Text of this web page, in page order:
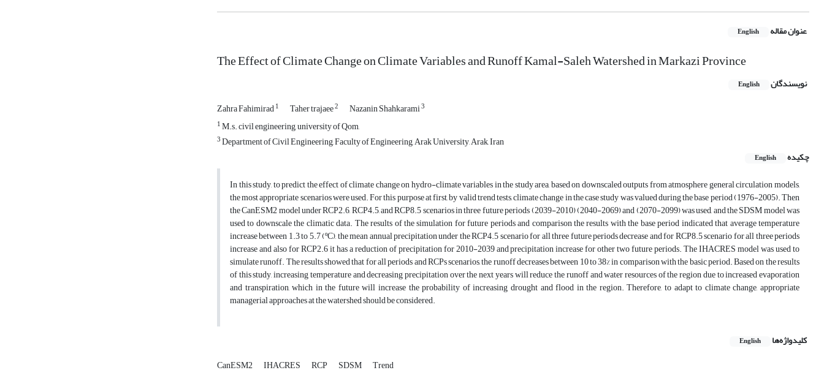
عنوان مقاله English
The Effect of Climate Change on Climate Variables and Runoff Kamal-Saleh Watershed in Markazi Province
نویسندگان English
Zahra Fahimirad1 Taher trajaee2 Nazanin Shahkarami3
1M.s. civil engineering, university of Qom,
3Department of Civil Engineering, Faculty of Engineering, Arak University, Arak, Iran
چکیده
English
In this study, to predict the effect of climate change on hydro-climate variables in the study area, based on downscaled outputs from atmosphere general circulation models,
the most appropriate scenarios were used. For this purpose at first, by valid trend tests, climate change in the case study was valued during the base period (1976-2005). Then
the CanESM2 model under RCP2.6, RCP4.5, and RCP8.5 scenarios in three future periods (2039-2010) (2040-2069) and (2070-2099) was used, and the SDSM model was
used to downscale the climatic data. The results of the simulation for future periods and comparison the results with the base period indicated that average temperature
increase between 1.3 to 5.7 (ºC), the mean annual precipitation under the RCP4.5 scenario for all three future periods decrease and for RCP8.5 scenario for all three periods
increase and also for RCP2.6 it has a reduction of precipitation for 2010-2039 and precipitation increase for other two future periods. The IHACRES model was used to
simulate runoff. The results showed that for all periods and RCPs scenarios, the runoff decreases between 10 to 38% in comparison with the basic period. Based on the results
of this study, increasing temperature and decreasing precipitation over the next years will reduce the runoff and water resources of the region due to increased evaporation
and transpiration, which in the future will increase the probability of increasing drought and flood in the region. Therefore, to adapt to climate change, appropriate
managerial approaches at the watershed should be considered.
کلیدواژه‌ها English
CanESM2 IHACRES RCP SDSM Trend